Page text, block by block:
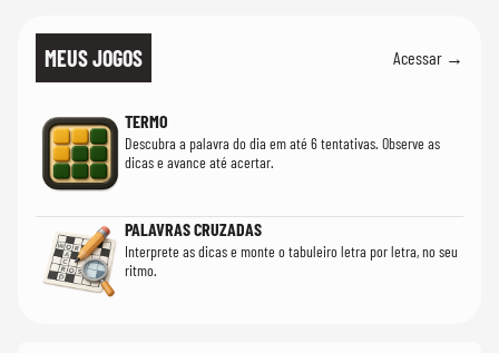
MEUS JOGOS Acessar →
TERMO
Descubra a palavra do dia em até 6 tentativas. Observe as
dicas e avance até acertar.
PALAVRAS CRUZADAS
Interprete as dicas e monte o tabuleiro letra por letra, no seu
ritmo.